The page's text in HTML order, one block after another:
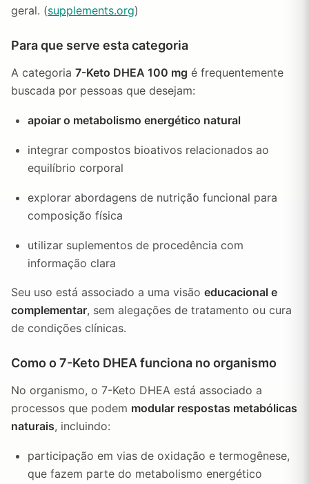
geral. (supplements.org)
Para que serve esta categoria
A categoria 7-Keto DHEA 100 mg é frequentemente
buscada por pessoas que desejam:
apoiar o metabolismo energético natural
integrar compostos bioativos relacionados ao
equilíbrio corporal
explorar abordagens de nutrição funcional para
composição física
utilizar suplementos de procedência com
informação clara
Seu uso está associado a uma visão educacional e
complementar, sem alegações de tratamento ou cura
de condições clínicas.
Como o 7-Keto DHEA funciona no organismo
No organismo, o 7-Keto DHEA está associado a
processos que podem modular respostas metabólicas
naturais, incluindo:
participação em vias de oxidação e termogênese,
que fazem parte do metabolismo energético